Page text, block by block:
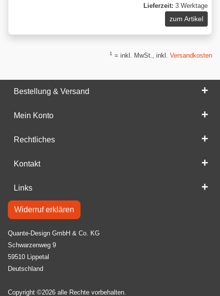
Lieferzeit: 3 Werktage
zum Artikel
1 = inkl. MwSt., inkl. Versandkosten
Bestellung & Versand
Mein Konto
Rechtliches
Kontakt
Links
Widerruf erklären
Quante-Design GmbH & Co. KG
Schwarzenweg 9
59510 Lippetal
Deutschland
Copyright ©2026 alle Rechte vorbehalten.